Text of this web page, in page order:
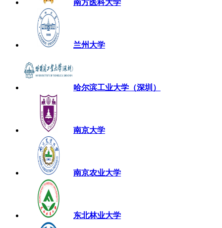
南方医科大学
兰州大学
哈尔滨工业大学（深圳）
南京大学
南京农业大学
东北林业大学